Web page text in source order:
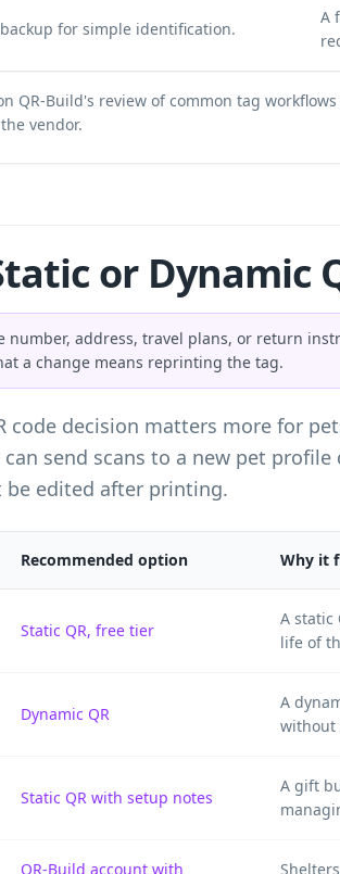
for simple identification.
A
QR-Build's review of common tag
vendor.
or Dynamic
number, address, travel plans, or return
a change means reprinting the tag.
code decision matters more for
send scans to a new pet
edited after printing.
Recommended option Why it
Static QR, free tier
A static
life of
Dynamic QR
A
without
Static QR with setup notes
A gift
QR-Build account with